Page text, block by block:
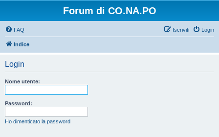
Forum di CO.NA.PO
FAQ Login
Iscriviti
Indice
Login
Nome utente:
Password:
Ho dimenticato la password